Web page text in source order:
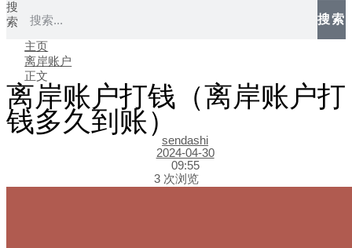
搜
索
搜索
主页
离岸账户
正文
离岸账户打钱（离岸账户打
钱多久到账）
sendashi
2024-04-30
09:55
3 次浏览